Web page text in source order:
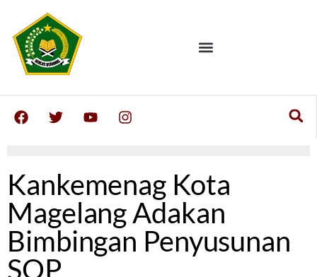
Kankemenag Kota
Magelang Adakan
Bimbingan Penyusunan
SOP